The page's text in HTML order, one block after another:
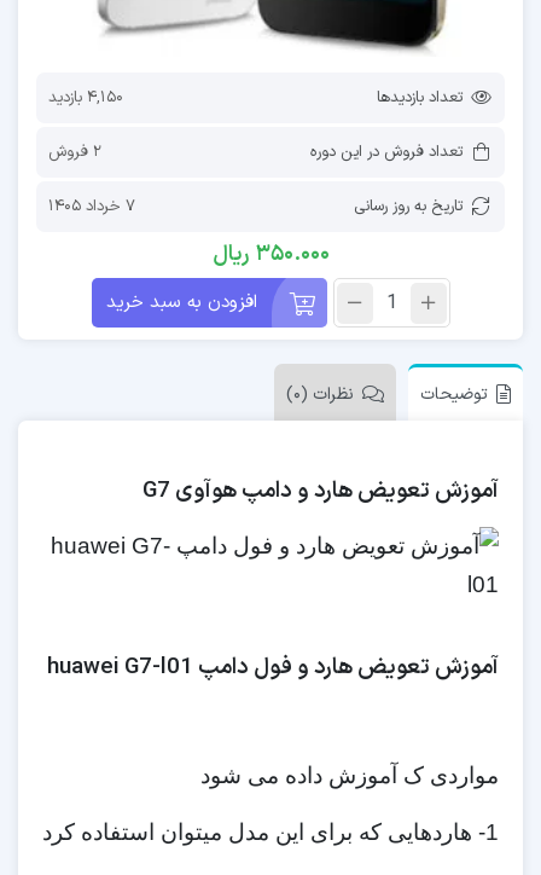
تعداد بازدیدها 4,150 بازدید
تعداد فروش در این دوره 2 فروش
تاریخ به روز رسانی 7 خرداد 1405
350.000 ریال
افزودن به سبد خرید
توضیحات نظرات (0)
آموزش تعویض هارد و دامپ هوآوی G7
آموزش تعویض هارد و فول دامپ huawei G7-l01
مواردی ک آموزش داده می شود
1- هاردهایی که برای این مدل میتوان استفاده کرد